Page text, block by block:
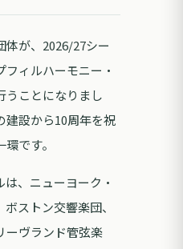
体が、2026/27シー
ィルハーモニー・
うことになりまし
建設から10周年を祝
です。
、ニューヨーク・
ストン交響楽団、
ーヴランド管弦楽